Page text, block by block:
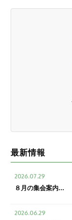
最新情報
2026.07.29
８月の集会案内...
2026.06.29